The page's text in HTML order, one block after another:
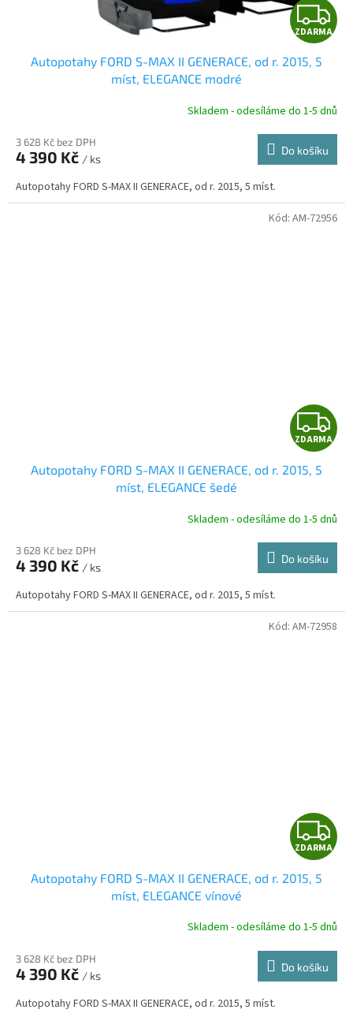
Z
D
R
ZDARMA
Autopotahy FORD S-MAX II GENERACE, od r. 2015, 5
míst, ELEGANCE modré
Skladem - odesíláme do 1-5 dnů
3 628 Kč bez DPH
4 390 Kč / ks
Do košíku
Autopotahy FORD S-MAX II GENERACE, od r. 2015, 5 míst.
Z
D
R
ZDARMA
Autopotahy FORD S-MAX II GENERACE, od r. 2015, 5
míst, ELEGANCE šedé
Skladem - odesíláme do 1-5 dnů
3 628 Kč bez DPH
4 390 Kč / ks
Do košíku
Autopotahy FORD S-MAX II GENERACE, od r. 2015, 5 míst.
Kód: AM-72956
Z
D
R
ZDARMA
Autopotahy FORD S-MAX II GENERACE, od r. 2015, 5
míst, ELEGANCE vínové
Skladem - odesíláme do 1-5 dnů
3 628 Kč bez DPH
4 390 Kč / ks
Do košíku
Autopotahy FORD S-MAX II GENERACE, od r. 2015, 5 míst.
Kód: AM-72958